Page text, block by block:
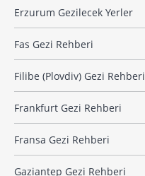
Erzurum Gezilecek Yerler
Fas Gezi Rehberi
Filibe (Plovdiv) Gezi Rehberi
Frankfurt Gezi Rehberi
Fransa Gezi Rehberi
Gaziantep Gezi Rehberi